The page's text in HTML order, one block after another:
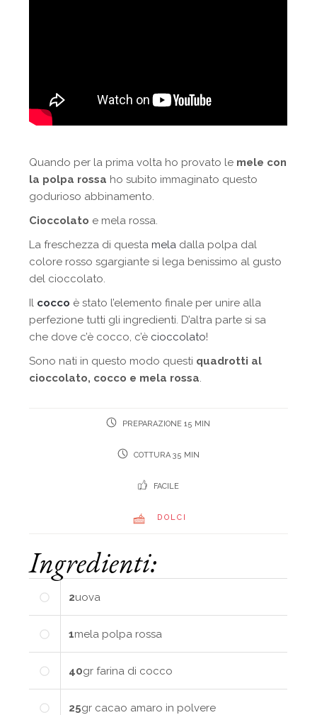
Quando per la prima volta ho provato le mele con
la polpa rossa ho subito immaginato questo
godurioso abbinamento.
Cioccolato e mela rossa.
La freschezza di questa mela dalla polpa dal
colore rosso sgargiante si lega benissimo al gusto
del cioccolato.
Il cocco è stato l’elemento finale per unire alla
perfezione tutti gli ingredienti. D’altra parte si sa
che dove c’è cocco, c’è cioccolato!
Sono nati in questo modo questi quadrotti al
cioccolato, cocco e mela rossa.
PREPARAZIONE 15 MIN
COTTURA 35 MIN
FACILE
DOLCI
Ingredienti:
2uova
1mela polpa rossa
40gr farina di cocco
25gr cacao amaro in polvere